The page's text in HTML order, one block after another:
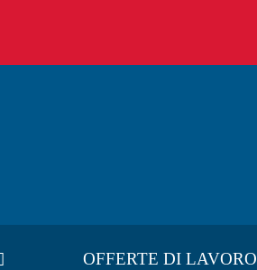
OFFERTE DI LAVORO